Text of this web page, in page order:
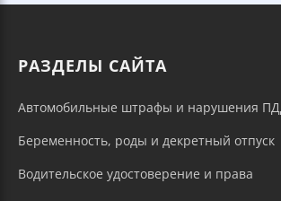
РАЗДЕЛЫ САЙТА
Автомобильные штрафы и нарушения
Беременность, роды и декретный отпуск
Водительское удостоверение и права